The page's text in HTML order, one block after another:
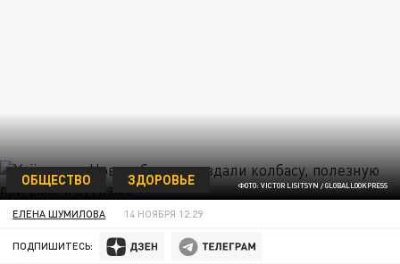
ФОТО: VICTOR LISITSYN / GLOBALLOOKPRESS
ОБЩЕСТВО ЗДОРОВЬЕ
ЕЛЕНА ШУМИЛОВА 14 НОЯБРЯ 12:29
ПОДПИШИТЕСЬ: